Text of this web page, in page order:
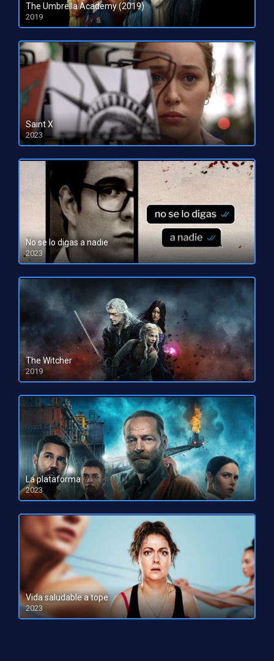
The Umbrella Academy (2019)
2019
Saint X
2023
HD 1080pHD 720p
No se lo digas a nadie
2023
HD 1080pHD 720p
The Witcher
2019
HD 1080pHD 720p
La plataforma
2023
HD 1080pHD 720p
Vida saludable a tope
2023
HD 1080pHD 720p